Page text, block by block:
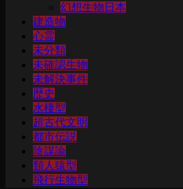
幻想生物日本
建造物
心霊
未分類
未確認生物
未解決事件
歴史
水棲型
超古代文明
都市伝説
陰謀論
類人猿型
飛行生物型